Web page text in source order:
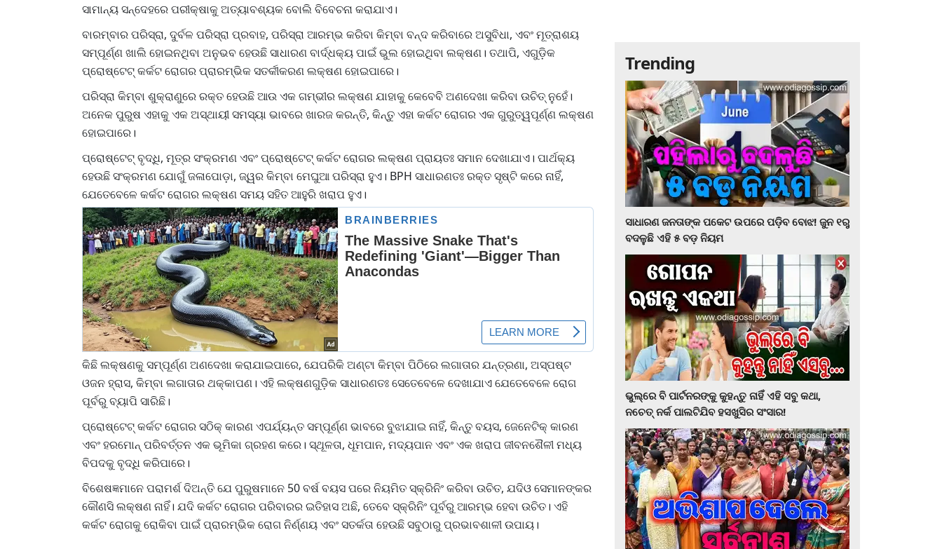
ସାମାନ୍ୟ ସନ୍ଦେହରେ ପରୀକ୍ଷାକୁ ଅତ୍ୟାବଶ୍ୟକ ବୋଲି ବିବେଚନା କରାଯାଏ।
ବାରମ୍ବାର ପରିସ୍ରା, ଦୁର୍ବଳ ପରିସ୍ରା ପ୍ରବାହ, ପରିସ୍ରା ଆରମ୍ଭ କରିବା କିମ୍ବା ବନ୍ଦ କରିବାରେ ଅସୁବିଧା, ଏବଂ ମୂତ୍ରାଶୟ
ସମ୍ପୂର୍ଣ୍ଣ ଖାଲି ହୋଇନଥିବା ଅନୁଭବ ହେଉଛି ସାଧାରଣ ବାର୍ଦ୍ଧକ୍ୟ ପାଇଁ ଭୁଲ ହୋଇଥିବା ଲକ୍ଷଣ। ତଥାପି, ଏଗୁଡ଼ିକ
ପ୍ରୋଷ୍ଟେଟ୍ କର୍କଟ ରୋଗର ପ୍ରାରମ୍ଭିକ ସତର୍କୀକରଣ ଲକ୍ଷଣ ହୋଇପାରେ।
ପରିସ୍ରା କିମ୍ବା ଶୁକ୍ରାଣୁରେ ରକ୍ତ ହେଉଛି ଆଉ ଏକ ଗମ୍ଭୀର ଲକ୍ଷଣ ଯାହାକୁ କେବେବି ଅଣଦେଖା କରିବା ଉଚିତ୍ ନୁହେଁ।
ଅନେକ ପୁରୁଷ ଏହାକୁ ଏକ ଅସ୍ଥାୟୀ ସମସ୍ୟା ଭାବରେ ଖାରଜ କରନ୍ତି, କିନ୍ତୁ ଏହା କର୍କଟ ରୋଗର ଏକ ଗୁରୁତ୍ୱପୂର୍ଣ୍ଣ ଲକ୍ଷଣ
ହୋଇପାରେ।
ପ୍ରୋଷ୍ଟେଟ୍ ବୃଦ୍ଧି, ମୂତ୍ର ସଂକ୍ରମଣ ଏବଂ ପ୍ରୋଷ୍ଟେଟ୍ କର୍କଟ ରୋଗର ଲକ୍ଷଣ ପ୍ରାୟତଃ ସମାନ ଦେଖାଯାଏ। ପାର୍ଥକ୍ୟ
ହେଉଛି ସଂକ୍ରମଣ ଯୋଗୁଁ ଜଳାପୋଡ଼ା, ଜ୍ୱର କିମ୍ବା ମେଘୁଆ ପରିସ୍ରା ହୁଏ। BPH ସାଧାରଣତଃ ରକ୍ତ ସୃଷ୍ଟି କରେ ନାହିଁ,
ଯେତେବେଳେ କର୍କଟ ରୋଗର ଲକ୍ଷଣ ସମୟ ସହିତ ଆହୁରି ଖରାପ ହୁଏ।
କିଛି ଲକ୍ଷଣକୁ ସମ୍ପୂର୍ଣ୍ଣ ଅଣଦେଖା କରାଯାଇପାରେ, ଯେପରିକି ଅଣ୍ଟା କିମ୍ବା ପିଠିରେ ଲଗାତାର ଯନ୍ତ୍ରଣା, ଅସ୍ପଷ୍ଟ
ଓଜନ ହ୍ରାସ, କିମ୍ବା ଲଗାତାର ଥକ୍କାପଣ। ଏହି ଲକ୍ଷଣଗୁଡ଼ିକ ସାଧାରଣତଃ ସେତେବେଳେ ଦେଖାଯାଏ ଯେତେବେଳେ ରୋଗ
ପୂର୍ବରୁ ବ୍ୟାପି ସାରିଛି।
ପ୍ରୋଷ୍ଟେଟ୍ କର୍କଟ ରୋଗର ସଠିକ୍ କାରଣ ଏପର୍ଯ୍ୟନ୍ତ ସମ୍ପୂର୍ଣ୍ଣ ଭାବରେ ବୁଝାଯାଇ ନାହିଁ, କିନ୍ତୁ ବୟସ, ଜେନେଟିକ୍ କାରଣ
ଏବଂ ହରମୋନ୍ ପରିବର୍ତ୍ତନ ଏକ ଭୂମିକା ଗ୍ରହଣ କରେ। ସ୍ଥୂଳତା, ଧୂମପାନ, ମଦ୍ୟପାନ ଏବଂ ଏକ ଖରାପ ଜୀବନଶୈଳୀ ମଧ୍ୟ
ବିପଦକୁ ବୃଦ୍ଧି କରିପାରେ।
ବିଶେଷଜ୍ଞମାନେ ପରାମର୍ଶ ଦିଅନ୍ତି ଯେ ପୁରୁଷମାନେ 50 ବର୍ଷ ବୟସ ପରେ ନିୟମିତ ସ୍କ୍ରିନିଂ କରିବା ଉଚିତ, ଯଦିଓ ସେମାନଙ୍କର
କୌଣସି ଲକ୍ଷଣ ନାହିଁ। ଯଦି କର୍କଟ ରୋଗର ପରିବାରର ଇତିହାସ ଅଛି, ତେବେ ସ୍କ୍ରିନିଂ ପୂର୍ବରୁ ଆରମ୍ଭ ହେବା ଉଚିତ। ଏହି
କର୍କଟ ରୋଗକୁ ରୋକିବା ପାଇଁ ପ୍ରାରମ୍ଭିକ ରୋଗ ନିର୍ଣ୍ଣୟ ଏବଂ ସତର୍କତା ହେଉଛି ସବୁଠାରୁ ପ୍ରଭାବଶାଳୀ ଉପାୟ।
Trending
ସାଧାରଣ ଜନତାଙ୍କ ପକେଟ ଉପରେ ପଡ଼ିବ ବୋଝ! ଜୁନ ୧ରୁ
ବଦଳୁଛି ଏହି ୫ ବଡ଼ ନିୟମ
ଭୁଲ୍‌ରେ ବି ପାର୍ଟନରଙ୍କୁ କୁହନ୍ତୁ ନାହିଁ ଏହି ସବୁ କଥା,
ନଚେତ୍‌ ନର୍କ ପାଲଟିଯିବ ହସଖୁସିର ସଂସାର!